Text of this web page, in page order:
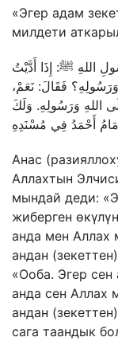
«Эгер адам
милдети
اللهِ ﷺ: إِذَا أَدَّيْتُ
فَقَالَ: نَعَمْ،
اللهِ وَرَسُولِهِ. وَلَكَ
أَحْمَدُ فِي مُسْنَدِهِ
Анас
Аллахтын
мындай деди:
жиберген
анда мен Аллах
андан
«Ооба. Эгер
анда сен Аллах
андан
сага таандык